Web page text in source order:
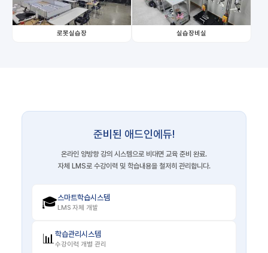
로봇실습장 실습장비실
준비된 애드인에듀!
온라인 양방향 강의 시스템으로 비대면 교육 준비 완료.
자체 LMS로 수강이력 및 학습내용을 철저히 관리합니다.
🎓스마트학습시스템
LMS 자체 개발
📊 학습관리시스템
수강이력 개별 관리